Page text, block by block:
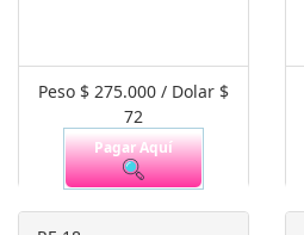
Peso $ 275.000 / Dolar $
72
Pagar Aquí